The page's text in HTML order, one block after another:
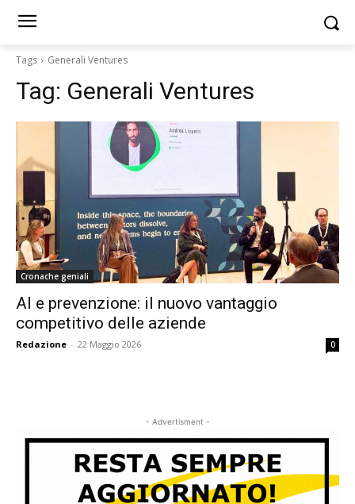
Tags Generali Ventures
Tag: Generali Ventures
Cronache geniali
AI e prevenzione: il nuovo vantaggio
competitivo delle aziende
Redazione - 22 Maggio 2026 0
- Advertisment -